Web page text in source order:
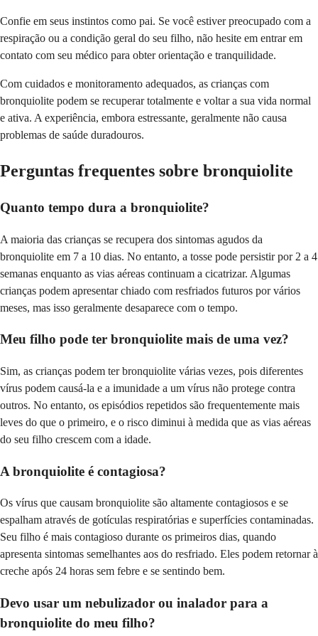
Confie em seus instintos como pai. Se você estiver preocupado com a
respiração ou a condição geral do seu filho, não hesite em entrar em
contato com seu médico para obter orientação e tranquilidade.
Com cuidados e monitoramento adequados, as crianças com
bronquiolite podem se recuperar totalmente e voltar a sua vida normal
e ativa. A experiência, embora estressante, geralmente não causa
problemas de saúde duradouros.
Perguntas frequentes sobre bronquiolite
Quanto tempo dura a bronquiolite?
A maioria das crianças se recupera dos sintomas agudos da
bronquiolite em 7 a 10 dias. No entanto, a tosse pode persistir por 2 a 4
semanas enquanto as vias aéreas continuam a cicatrizar. Algumas
crianças podem apresentar chiado com resfriados futuros por vários
meses, mas isso geralmente desaparece com o tempo.
Meu filho pode ter bronquiolite mais de uma vez?
Sim, as crianças podem ter bronquiolite várias vezes, pois diferentes
vírus podem causá-la e a imunidade a um vírus não protege contra
outros. No entanto, os episódios repetidos são frequentemente mais
leves do que o primeiro, e o risco diminui à medida que as vias aéreas
do seu filho crescem com a idade.
A bronquiolite é contagiosa?
Os vírus que causam bronquiolite são altamente contagiosos e se
espalham através de gotículas respiratórias e superfícies contaminadas.
Seu filho é mais contagioso durante os primeiros dias, quando
apresenta sintomas semelhantes aos do resfriado. Eles podem retornar à
creche após 24 horas sem febre e se sentindo bem.
Devo usar um nebulizador ou inalador para a
bronquiolite do meu filho?